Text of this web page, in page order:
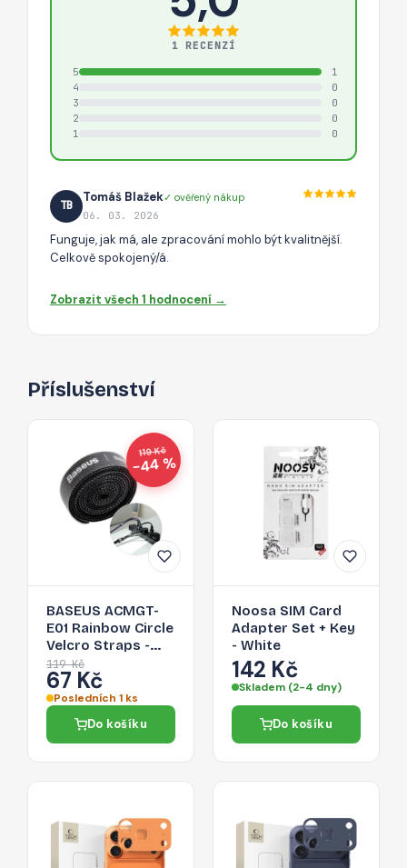
1 RECENZÍ
5
1
4
0
3
0
2
0
1
0
TB
Tomáš Blažek✓ ověřený nákup
06. 03. 2026
Funguje, jak má, ale zpracování mohlo být kvalitnější.
Celkově spokojený/á.
Zobrazit všech 1 hodnocení →
Příslušenství
119 Kč
−44 %
BASEUS ACMGT-
E01 Rainbow Circle
Velcro Straps -
páska na suchý zip
pro organizaci
kabelů, 1m, černá
119 Kč
67 Kč
Posledních 1 ks
Do košíku
Noosa SIM Card
Adapter Set + Key
- White
142 Kč
Skladem (2-4 dny)
Do košíku